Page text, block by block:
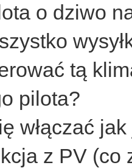
o dziwo
tą
pilota?
włączać
z PV (co